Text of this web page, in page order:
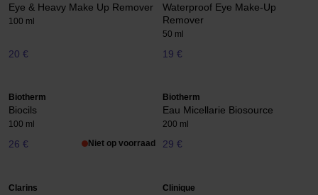
Eye & Heavy Make Up Remover
100 ml
20 €
Waterproof Eye Make-Up
Remover
50 ml
19 €
Biotherm
Biocils
100 ml
26 € Niet op voorraad
Biotherm
Eau Micellarie Biosource
200 ml
29 €
Clarins Clinique